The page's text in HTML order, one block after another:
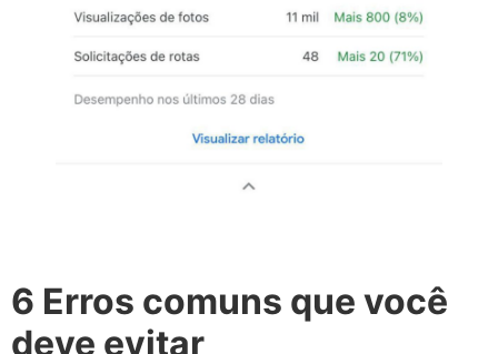
6 Erros comuns que você
deve evitar